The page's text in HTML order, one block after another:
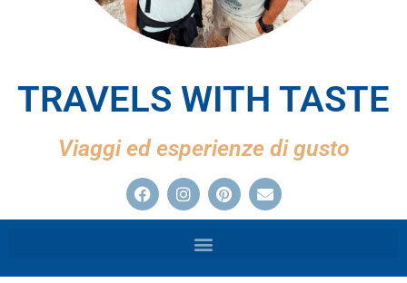
TRAVELS WITH TASTE
Viaggi ed esperienze di gusto